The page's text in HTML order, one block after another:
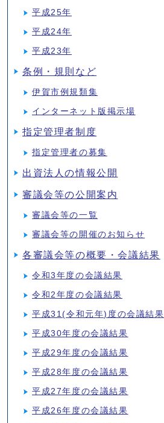
平成25年
平成24年
平成23年
条例・規則など
伊賀市例規類集
インターネット版掲示場
指定管理者制度
指定管理者の募集
出資法人の情報公開
審議会等の公開案内
審議会等の一覧
審議会等の開催のお知らせ
各審議会等の概要・会議結果
令和3年度の会議結果
令和2年度の会議結果
平成31(令和元年)度の会議結果
平成30年度の会議結果
平成29年度の会議結果
平成28年度の会議結果
平成27年度の会議結果
平成26年度の会議結果